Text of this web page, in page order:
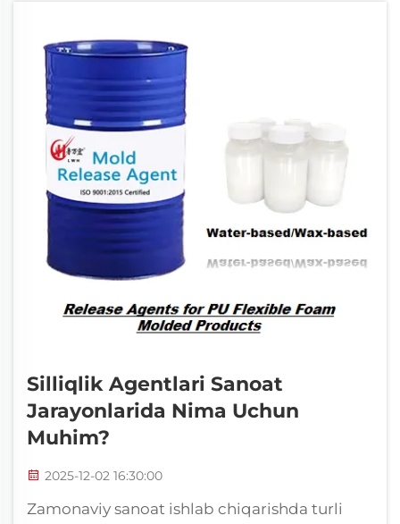
Silliqlik Agentlari Sanoat
Jarayonlarida Nima Uchun
Muhim?
2025-12-02 16:30:00
Zamonaviy sanoat ishlab chiqarishda turli